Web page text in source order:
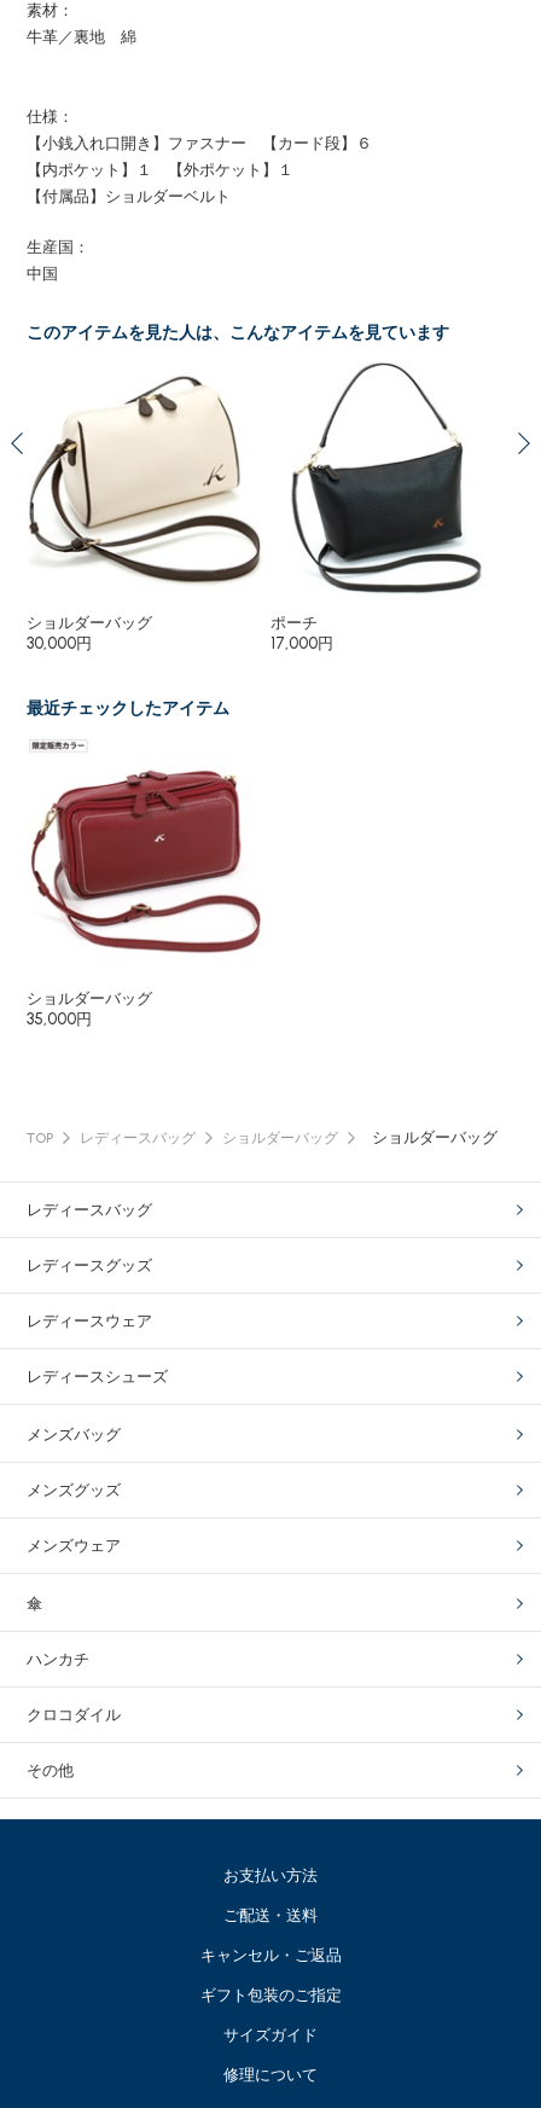
素材：
牛革／裏地 綿
仕様：
【小銭入れ口開き】ファスナー 【カード段】６
【内ポケット】１ 【外ポケット】１
【付属品】ショルダーベルト
生産国：
中国
このアイテムを見た人は、こんなアイテムを見ています
ショルダーバッグ
30,000円
ポーチ
17,000円
最近チェックしたアイテム
ショルダーバッグ
35,000円
TOP レディースバッグ ショルダーバッグ ショルダーバッグ
レディースバッグ
レディースグッズ
レディースウェア
レディースシューズ
メンズバッグ
メンズグッズ
メンズウェア
傘
ハンカチ
クロコダイル
その他
お支払い方法
ご配送・送料
キャンセル・ご返品
ギフト包装のご指定
サイズガイド
修理について